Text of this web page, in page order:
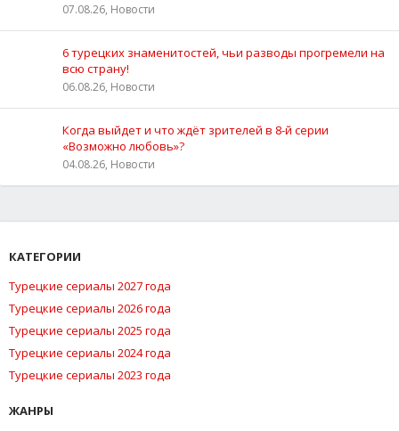
07.08.26, Новости
6 турецких знаменитостей, чьи разводы прогремели на
всю страну!
06.08.26, Новости
Когда выйдет и что ждёт зрителей в 8-й серии
«Возможно любовь»?
04.08.26, Новости
КАТЕГОРИИ
Турецкие сериалы 2027 года
Турецкие сериалы 2026 года
Турецкие сериалы 2025 года
Турецкие сериалы 2024 года
Турецкие сериалы 2023 года
ЖАНРЫ